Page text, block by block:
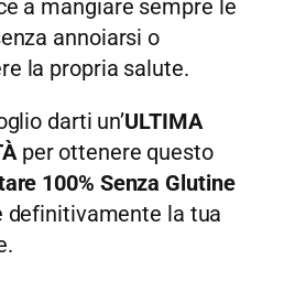
a mangiare sempre le
annoiarsi o
la propria salute.
darti un’ULTIMA
per ottenere questo
100% Senza Glutine
definitivamente la tua